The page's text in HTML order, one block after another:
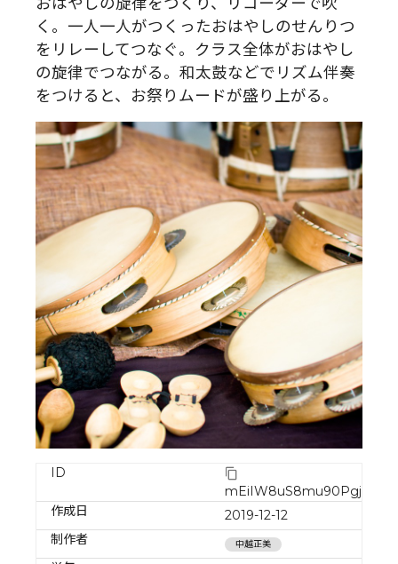
く。一人一人がつくったおはやしのせんりつ
をリレーしてつなぐ。クラス全体がおはやし
の旋律でつながる。和太鼓などでリズム伴奏
をつけると、お祭りムードが盛り上がる。
ID
作成日
2019-12-12
制作者
中越正美